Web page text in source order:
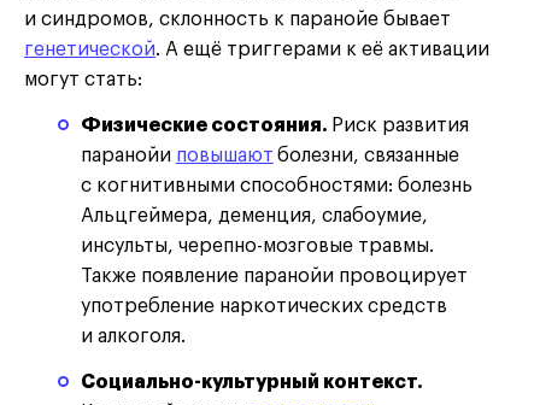
и синдромов, склонность к паранойе бывает
генетической. А ещё триггерами к её активации
могут стать:
Физические состояния. Риск развития
паранойи повышают болезни, связанные
с когнитивными способностями: болезнь
Альцгеймера, деменция, слабоумие,
инсульты, черепно-мозговые травмы.
Также появление паранойи провоцирует
употребление наркотических средств
и алкоголя.
Социально-культурный контекст.